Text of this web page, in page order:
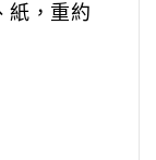
紙，重約